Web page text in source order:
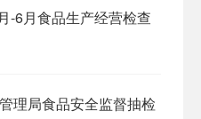
-6月食品生产经营检查
理局食品安全监督抽检